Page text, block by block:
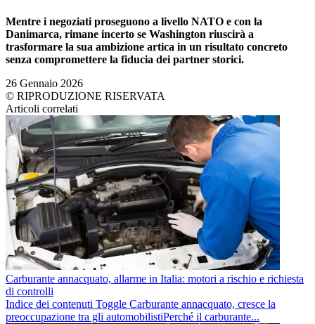
Mentre i negoziati proseguono a livello NATO e con la
Danimarca, rimane incerto se Washington riuscirà a
trasformare la sua ambizione artica in un risultato concreto
senza compromettere la fiducia dei partner storici.
26 Gennaio 2026
© RIPRODUZIONE RISERVATA
Articoli correlati
Carburante annacquato, allarme in Italia: motori a rischio e richiesta
di controlli
Indice dei contenuti Toggle Carburante annacquato, cresce la
preoccupazione tra gli automobilistiPerché il carburante...